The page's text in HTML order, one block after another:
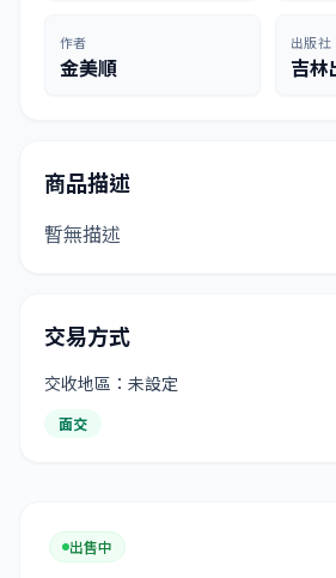
作者
金美順
出版社
吉林
商品描述
暫無描述
交易方式
交收地區：未設定
面交
出售中